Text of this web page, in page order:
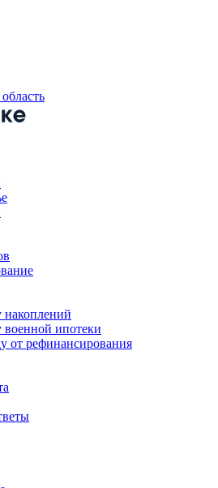
накоплений
военной ипотеки
от рефинансирования